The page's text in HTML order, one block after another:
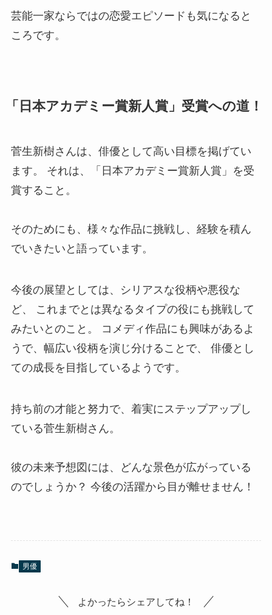
芸能一家ならではの恋愛エピソードも気になると
ころです。
「日本アカデミー賞新人賞」受賞への道！
菅生新樹さんは、俳優として高い目標を掲げてい
ます。 それは、「日本アカデミー賞新人賞」を受
賞すること。
そのためにも、様々な作品に挑戦し、経験を積ん
でいきたいと語っています。
今後の展望としては、シリアスな役柄や悪役な
ど、 これまでとは異なるタイプの役にも挑戦して
みたいとのこと。 コメディ作品にも興味があるよ
うで、幅広い役柄を演じ分けることで、 俳優とし
ての成長を目指しているようです。
持ち前の才能と努力で、着実にステップアップし
ている菅生新樹さん。
彼の未来予想図には、どんな景色が広がっている
のでしょうか？ 今後の活躍から目が離せません！
男優
よかったらシェアしてね！